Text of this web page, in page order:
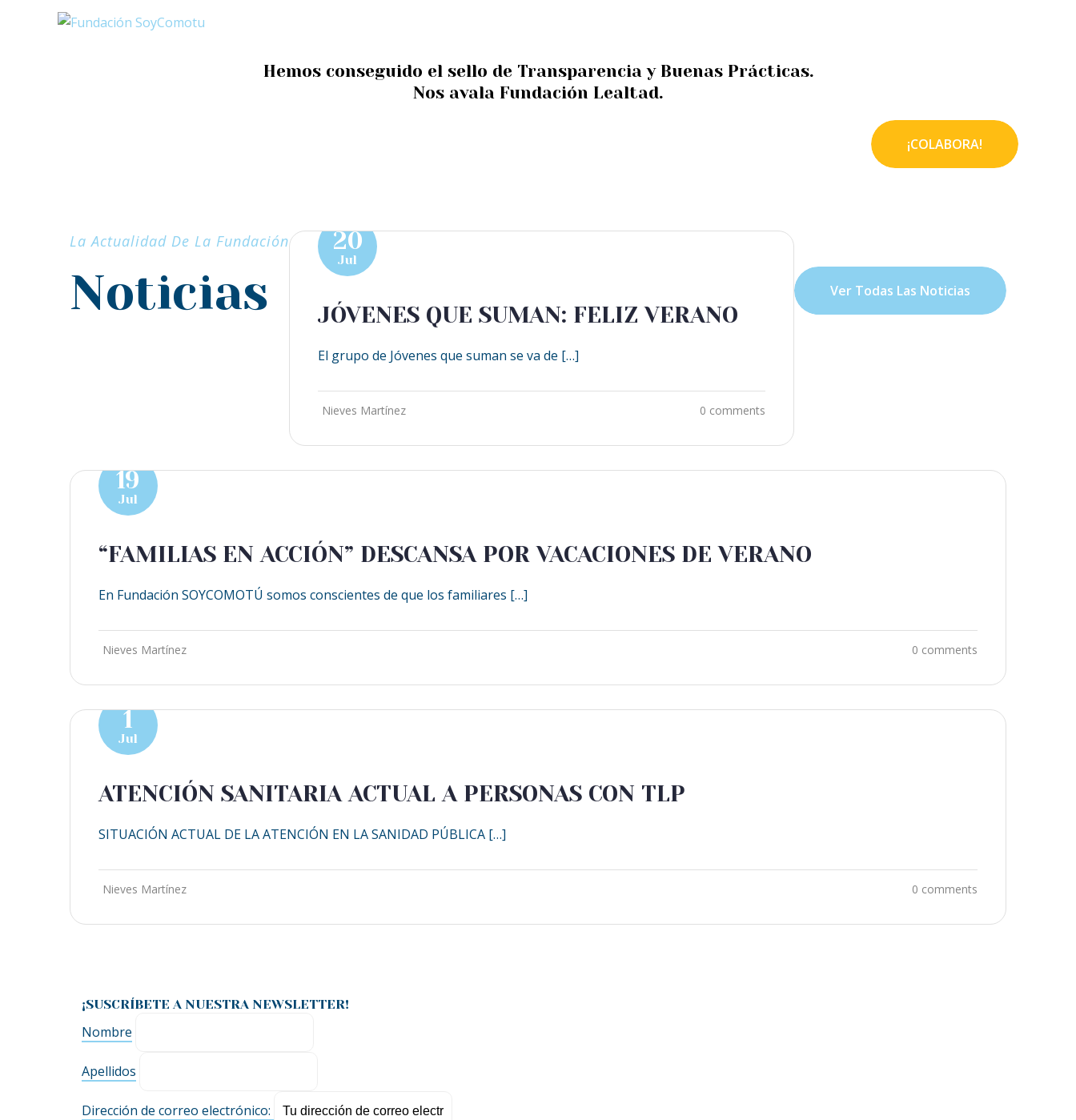
¡COLABORA!
Hemos conseguido el sello de Transparencia y Buenas Prácticas.
Nos avala Fundación Lealtad.
La Actualidad De La Fundación
Noticias Ver Todas Las Noticias
20
Jul
JÓVENES QUE SUMAN: FELIZ VERANO
El grupo de Jóvenes que suman se va de […]
Nieves Martínez 0 comments
19
Jul
“FAMILIAS EN ACCIÓN” DESCANSA POR VACACIONES DE VERANO
En Fundación SOYCOMOTÚ somos conscientes de que los familiares […]
Nieves Martínez 0 comments
1
Jul
ATENCIÓN SANITARIA ACTUAL A PERSONAS CON TLP
SITUACIÓN ACTUAL DE LA ATENCIÓN EN LA SANIDAD PÚBLICA […]
Nieves Martínez 0 comments
¡SUSCRÍBETE A NUESTRA NEWSLETTER!
Nombre
Apellidos
Dirección de correo electrónico: